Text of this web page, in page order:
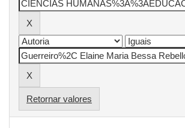
Retornar valores